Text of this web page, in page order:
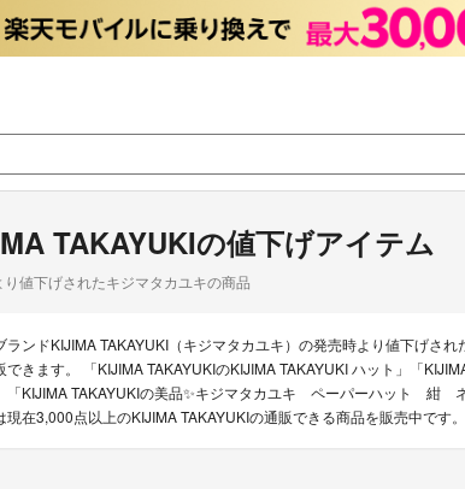
TAKAYUKIの値下げアイテム
り値下げされたキジマタカユキの商品
ランドKIJIMA TAKAYUKI（キジマタカユキ）の発売時より値下げさ
できます。 「KIJIMA TAKAYUKIのKIJIMA TAKAYUKI ハット」「
KIJIMA TAKAYUKIの美品✨キジマタカユキ ペーパーハット 紺
現在3,000点以上のKIJIMA TAKAYUKIの通販できる商品を販売中です